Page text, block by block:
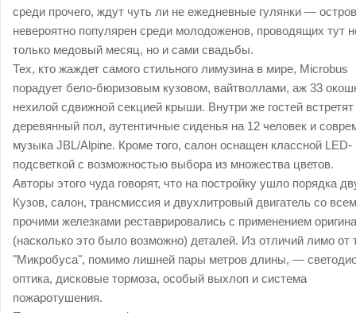
среди прочего, ждут чуть ли не ежедневные гулянки — остров
невероятно популярен среди молодоженов, проводящих тут
только медовый месяц, но и сами свадьбы.
Тех, кто жаждет самого стильного лимузина в мире, Microbus
порадует бело-бюризовым кузовом, вайтволлами, аж 33
нехилой сдвижной секцией крыши. Внутри же гостей встретят
деревянный пол, аутентичные сиденья на 12 человек и
музыка JBL/Alpine. Кроме того, салон оснащен классной LED-
подсветкой с возможностью выбора из множества цветов.
Авторы этого чуда говорят, что на постройку ушло порядка
Кузов, салон, трансмиссия и двухлитровый двигатель со
прочими железками реставрировались с применением
(насколько это было возможно) деталей. Из отличий лимо от
"Микробуса", помимо лишней пары метров длины, —
оптика, дисковые тормоза, особый выхлоп и система
пожаротушения.